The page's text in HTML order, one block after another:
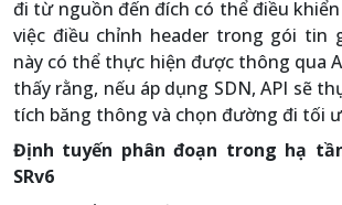
đi từ nguồn đến đích có thể điều
việc điều chỉnh header trong gói tin
này có thể thực hiện được thông qua
thấy rằng, nếu áp dụng SDN, API sẽ
tích băng thông và chọn đường đi tối
Định tuyến phân đoạn trong hạ
SRv6